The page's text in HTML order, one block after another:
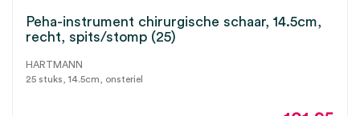
Peha-instrument chirurgische schaar, 14.5cm,
recht, spits/stomp (25)
HARTMANN
25 stuks, 14.5cm, onsteriel